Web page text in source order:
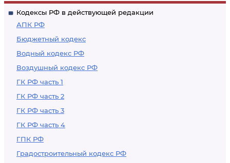
Кодексы РФ в действующей редакции
АПК РФ
Бюджетный кодекс
Водный кодекс РФ
Воздушный кодекс РФ
ГК РФ часть 1
ГК РФ часть 2
ГК РФ часть 3
ГК РФ часть 4
ГПК РФ
Градостроительный кодекс РФ